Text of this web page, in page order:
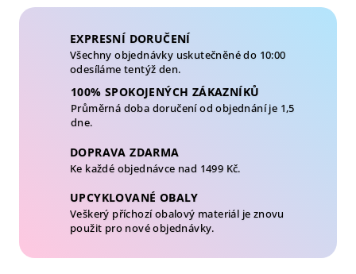
EXPRESNÍ DORUČENÍ
Všechny objednávky uskutečněné do 10:00
odesíláme tentýž den.
100% SPOKOJENÝCH ZÁKAZNÍKŮ
Průměrná doba doručení od objednání je 1,5
dne.
DOPRAVA ZDARMA
Ke každé objednávce nad 1499 Kč.
UPCYKLOVANÉ OBALY
Veškerý příchozí obalový materiál je znovu
použit pro nové objednávky.